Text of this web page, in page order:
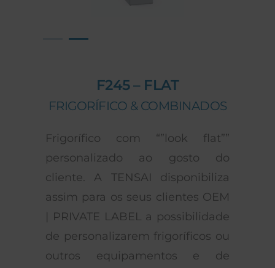
F245 – FLAT
FRIGORÍFICO & COMBINADOS
Frigorífico com “”look flat””
personalizado ao gosto do
cliente. A TENSAI disponibiliza
assim para os seus clientes OEM
| PRIVATE LABEL a possibilidade
de personalizarem frigoríficos ou
outros equipamentos e de